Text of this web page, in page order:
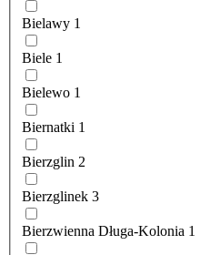
Bielawy 1
Biele 1
Bielewo 1
Biernatki 1
Bierzglin 2
Bierzglinek 3
Bierzwienna Długa-Kolonia 1